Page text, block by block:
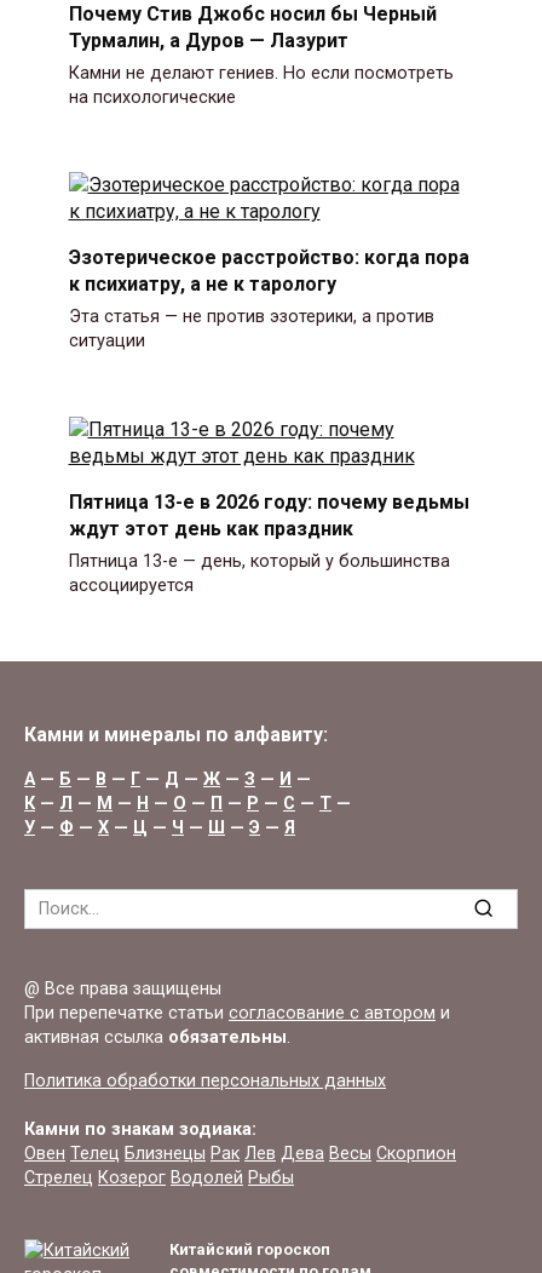
Почему Стив Джобс носил бы Черный
Турмалин, а Дуров — Лазурит
Камни не делают гениев. Но если посмотреть
на психологические
Эзотерическое расстройство: когда пора
к психиатру, а не к тарологу
Эта статья — не против эзотерики, а против
ситуации
Пятница 13-е в 2026 году: почему ведьмы
ждут этот день как праздник
Пятница 13-е — день, который у большинства
ассоциируется
Камни и минералы по алфавиту:
А— Б — В — Г — Д — Ж — З — И —
К — Л — М — Н — О — П — Р — С — Т —
У — Ф — Х — Ц — Ч — Ш — Э — Я
Search
for:
@ Все права защищены
При перепечатке статьи согласование с автором и
активная ссылка обязательны.
Политика обработки персональных данных
Камни по знакам зодиака:
Овен Телец Близнецы Рак Лев Дева Весы Скорпион
Стрелец Козерог Водолей Рыбы
Китайский гороскоп